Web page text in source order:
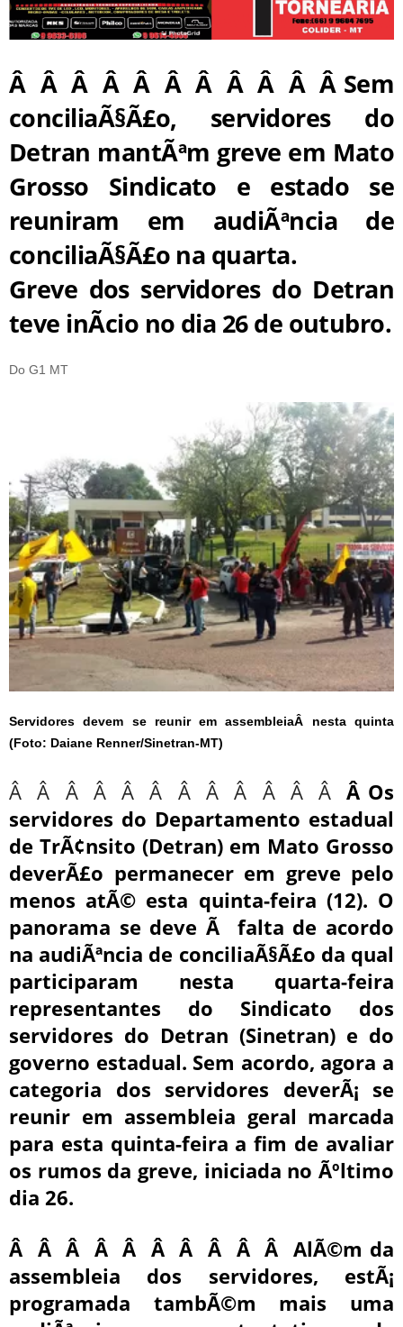
Â Â Â Â Â Â Â Â Â Â Â Sem
conciliaÃ§Ã£o, servidores do
Detran mantÃªm greve em Mato
Grosso Sindicato e estado se
reuniram em audiÃªncia de
conciliaÃ§Ã£o na quarta.
Greve dos servidores do Detran
teve inÃ­cio no dia 26 de outubro.
Do G1 MT
Servidores devem se reunir em assembleiaÂ nesta quinta
(Foto: Daiane Renner/Sinetran-MT)
Â Â Â Â Â Â Â Â Â Â Â Â Â Os
servidores do Departamento estadual
de TrÃ¢nsito (Detran) em Mato Grosso
deverÃ£o permanecer em greve pelo
menos atÃ© esta quinta-feira (12). O
panorama se deve Ã falta de acordo
na audiÃªncia de conciliaÃ§Ã£o da qual
participaram nesta quarta-feira
representantes do Sindicato dos
servidores do Detran (Sinetran) e do
governo estadual. Sem acordo, agora a
categoria dos servidores deverÃ¡ se
reunir em assembleia geral marcada
para esta quinta-feira a fim de avaliar
os rumos da greve, iniciada no Ãºltimo
dia 26.
Â Â Â Â Â Â Â Â Â Â AlÃ©m da
assembleia dos servidores, estÃ¡
programada tambÃ©m mais uma